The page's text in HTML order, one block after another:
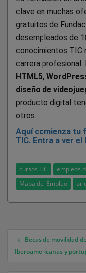
clave en muchas
gratuitos de
desempleados de
conocimientos TIC
carrera profesional.
HTML5,
diseño de
producto digital
otros.
Aquí comienza tu
TIC. Entra a ver el
cursos TIC empleos
Mapa del Empleo
Navegación
Becas de movilidad
Iberoamericanas y